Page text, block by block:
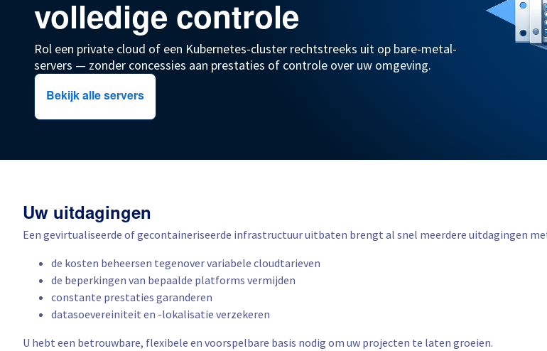
volledige controle
Rol een private cloud of een Kubernetes-cluster rechtstreeks uit op bare-metal-
servers — zonder concessies aan prestaties of controle over uw omgeving.
Bekijk alle servers
Uw uitdagingen
Een gevirtualiseerde of gecontaineriseerde infrastructuur uitbaten brengt al snel meerdere uitdagingen
de kosten beheersen tegenover variabele cloudtarieven
de beperkingen van bepaalde platforms vermijden
constante prestaties garanderen
datasoevereiniteit en -lokalisatie verzekeren
U hebt een betrouwbare, flexibele en voorspelbare basis nodig om uw projecten te laten groeien.